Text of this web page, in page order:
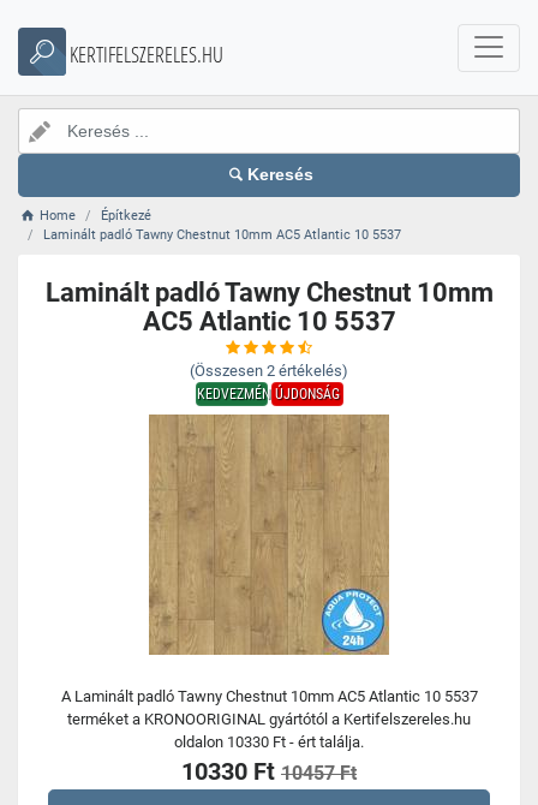
KERTIFELSZERELES.HU
Keresés
Home
Építkezé
Laminált padló Tawny Chestnut 10mm AC5 Atlantic 10 5537
Laminált padló Tawny Chestnut 10mm
AC5 Atlantic 10 5537
(Összesen 2 értékelés)
KEDVEZMÉNYÚJDONSÁG
A Laminált padló Tawny Chestnut 10mm AC5 Atlantic 10 5537
terméket a KRONOORIGINAL gyártótól a Kertifelszereles.hu
oldalon 10330 Ft - ért találja.
10330 Ft 10457 Ft